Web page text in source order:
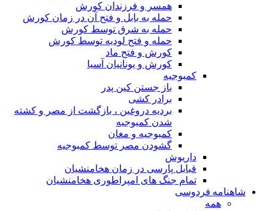
همسر و فرزندان کورش
حمله به بابل و فتح آن در زمان کورش
حمله به شرق توسط کورش
حمله و فتح لودیه توسط کورش
کورش و فتح ماد
کورش و یونانیان آسیا
کمبوجیه
باز جستن کین پدر
برادر کشی
بردیه دروغین ، بازگشت از مصر و کشته
شدن کمبوجیه
کمبوجیه و مغان
گشودن مصر توسط کمبوجیه
داریوش
قبایل پارسی در زمان هخامنشیان
تمام جنگ های امپراطوری هخامنشیان
شاهنامه فردوسی
همه